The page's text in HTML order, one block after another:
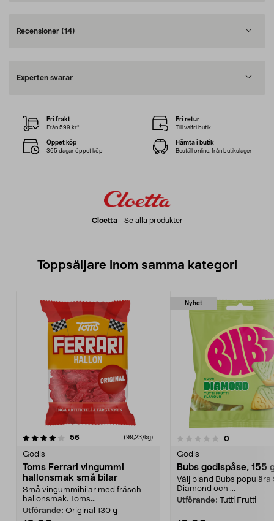
Recensioner (14)
Experten svarar
Cloetta- Se alla produkter
Fri frakt
Från 599 kr*
Fri retur
Till valfri butik
Öppet köp
365 dagar öppet köp
Hämta i butik
Beställ online, från butikslager
Toppsäljare inom samma kategori
56recensioner (99,23/kg)
Godis
Toms Ferrari vingummi
hallonsmak små bilar
Små vingummibilar med fräsch
hallonsmak. Toms...
Utförande: Original 130 g
Nyhet
0.0 av 5 stjärnor 0recensioner
Godis
Bubs godispåse, 155
Välj bland Bubs populära
Diamond och ...
Utförande:
Tutti Frutti
4.5 av 5 stjärnor